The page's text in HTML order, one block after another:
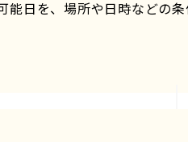
能日を、場所や日時などの